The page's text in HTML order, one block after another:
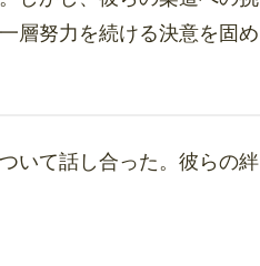
層努力を続ける決意を固め
いて話し合った。彼らの絆